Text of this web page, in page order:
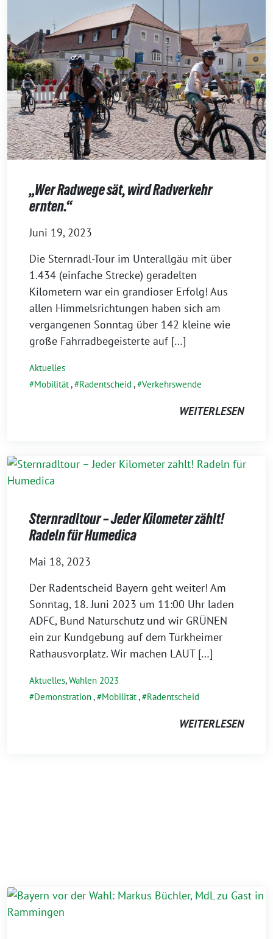
„Wer Radwege sät, wird Radverkehr
ernten.“
Juni 19, 2023
Die Sternradl-Tour im Unterallgäu mit über
1.434 (einfache Strecke) geradelten
Kilometern war ein grandioser Erfolg! Aus
allen Himmelsrichtungen haben sich am
vergangenen Sonntag über 142 kleine wie
große Fahrradbegeisterte auf […]
Aktuelles
Mobilität, Radentscheid , Verkehrswende
WEITERLESEN
Sternradltour – Jeder Kilometer zählt!
Radeln für Humedica
Mai 18, 2023
Der Radentscheid Bayern geht weiter! Am
Sonntag, 18. Juni 2023 um 11:00 Uhr laden
ADFC, Bund Naturschutz und wir GRÜNEN
ein zur Kundgebung auf dem Türkheimer
Rathausvorplatz. Wir machen LAUT […]
Aktuelles,Wahlen 2023
Demonstration, Mobilität, Radentscheid
WEITERLESEN